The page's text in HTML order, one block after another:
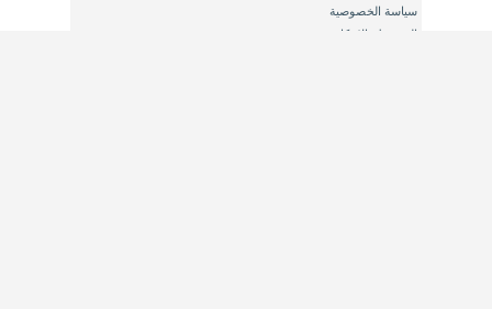
سياسة الخصوصية
الشروط والاحكام